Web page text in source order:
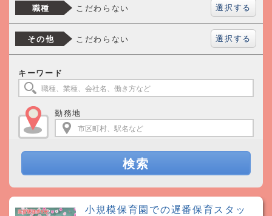
職種 こだわらない 選択する
その他 こだわらない 選択する
キーワード
勤務地
検索
小規模保育園での遅番保育スタッ